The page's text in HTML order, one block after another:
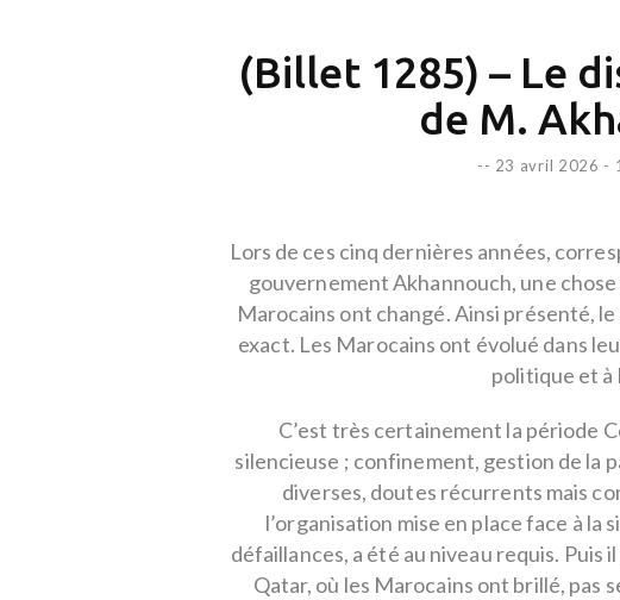
(Billet 1285) – Le
de M.
-- 23 avril 2026 -
Lors de ces cinq dernières années,
gouvernement Akhannouch, une
Marocains ont changé. Ainsi présenté,
exact. Les Marocains ont évolué dans
politique et à
C’est très certainement la période
silencieuse ; confinement, gestion de la
diverses, doutes récurrents mais
l’organisation mise en place face à
défaillances, a été au niveau requis. Puis
Qatar, où les Marocains ont brillé, pas